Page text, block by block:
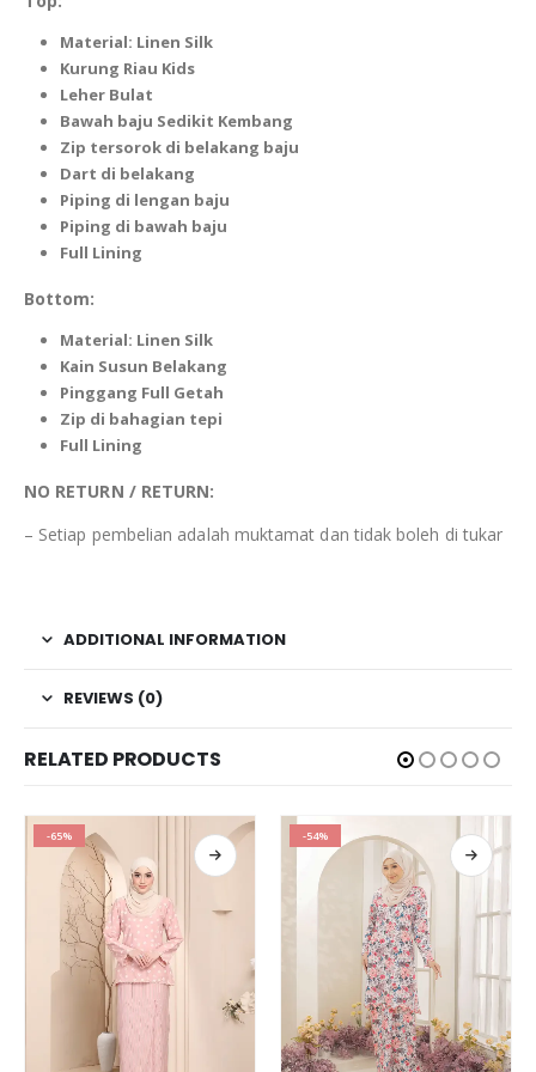
Material: Linen Silk
Kurung Riau Kids
Leher Bulat
Bawah baju Sedikit Kembang
Zip tersorok di belakang baju
Dart di belakang
Piping di lengan baju
Piping di bawah baju
Full Lining
Bottom:
Material: Linen Silk
Kain Susun Belakang
Pinggang Full Getah
Zip di bahagian tepi
Full Lining
NO RETURN / RETURN:
– Setiap pembelian adalah muktamat dan tidak boleh di tukar
ADDITIONAL INFORMATION
REVIEWS (0)
RELATED PRODUCTS
-65% -54%